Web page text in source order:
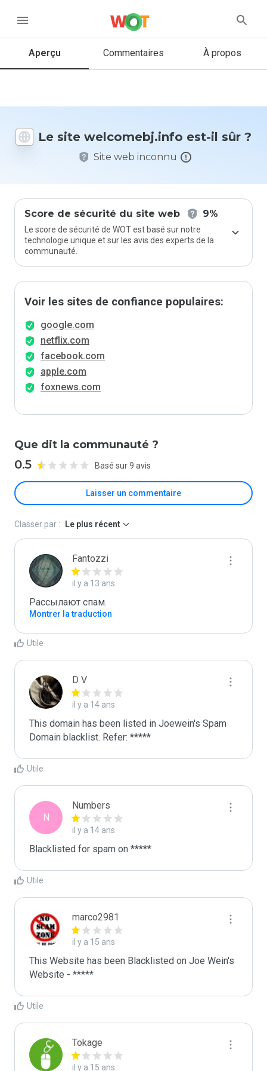
menu
Aperçu Commentaires À propos
Le site welcomebj.info est-il sûr ?
Site web inconnu
Score de sécurité du site web 9%
Le score de sécurité de WOT est basé sur notre
technologie unique et sur les avis des experts de la
communauté.
Voir les sites de confiance populaires:
google.com
netflix.com
facebook.com
apple.com
foxnews.com
Que dit la communauté ?
0.5 Basé sur 9 avis
Laisser un commentaire
un
note entre
1 et 5
Classer par : Le plus récent
Fantozzi
il y a 13 ans
Pасcылaют cпам.
Montrer la traduction
Utile
D V
il y a 14 ans
This domain has been listed in Joewein's Spam
Domain blacklist. Refer: *****
Utile
N
Numbers
il y a 14 ans
Blacklisted for spam on *****
Utile
marco2981
il y a 15 ans
This Website has been Blacklisted on Joe Wein's
Website - *****
Utile
Tokage
il y a 15 ans